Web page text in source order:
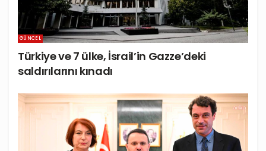
GÜNCEL
Türkiye ve 7 ülke, İsrail’in Gazze’deki
saldırılarını kınadı